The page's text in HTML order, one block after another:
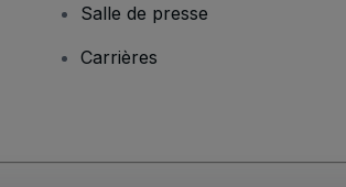
Salle de presse
Carrières